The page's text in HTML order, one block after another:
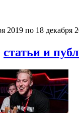
2019 по 18 декабря
статьи и